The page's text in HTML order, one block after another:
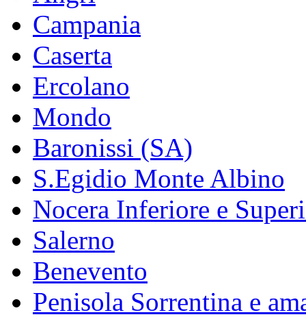
Campania
Caserta
Ercolano
Mondo
Baronissi (SA)
S.Egidio Monte Albino
Nocera Inferiore e
Salerno
Benevento
Penisola Sorrentina e